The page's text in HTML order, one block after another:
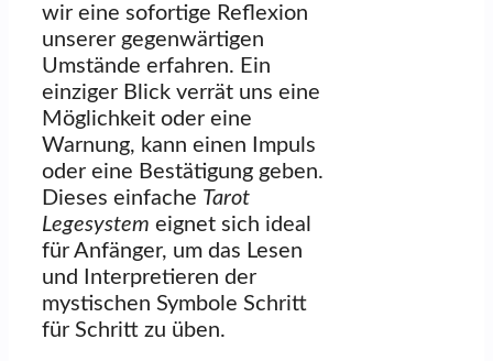
wir eine sofortige Reflexion
unserer gegenwärtigen
Umstände erfahren. Ein
einziger Blick verrät uns eine
Möglichkeit oder eine
Warnung, kann einen Impuls
oder eine Bestätigung geben.
Dieses einfache Tarot
Legesystem eignet sich ideal
für Anfänger, um das Lesen
und Interpretieren der
mystischen Symbole Schritt
für Schritt zu üben.